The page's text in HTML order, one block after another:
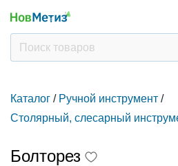
Каталог / Ручной инструмент /
Столярный, слесарный
Болторез